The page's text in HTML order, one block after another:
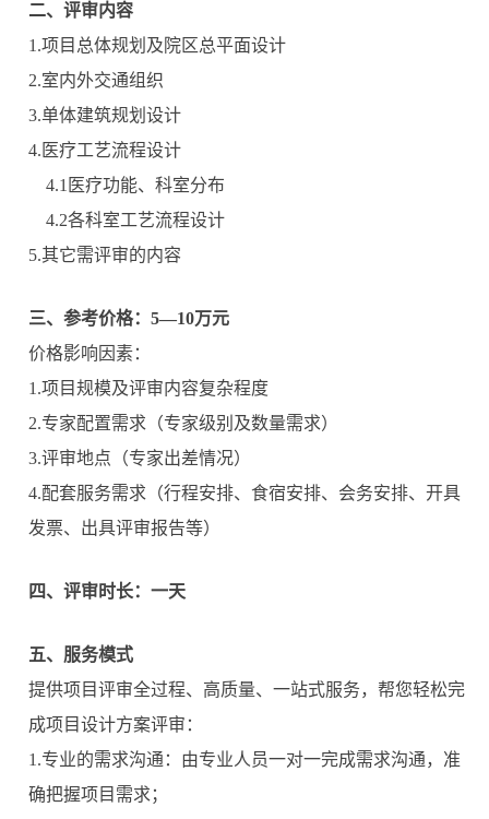
二、 评审内容
1.项目总体规划及院区总平面设计
2.室内外交通组织
3.单体建筑规划设计
4.医疗工艺流程设计
4.1医疗功能、科室分布
4.2各科室工艺流程设计
5.其它需评审的内容
三、参考价格：5—10万元
价格影响因素：
1.项目规模及评审内容复杂程度
2.专家配置需求（专家级别及数量需求）
3.评审地点（专家出差情况）
4.配套服务需求（行程安排、食宿安排、会务安排、开具
发票、出具评审报告等）
四、 评审时长：一天
五、服务模式
提供项目评审全过程、高质量、一站式服务，帮您轻松完
成项目设计方案评审：
1.专业的需求沟通：由专业人员一对一完成需求沟通，准
确把握项目需求；